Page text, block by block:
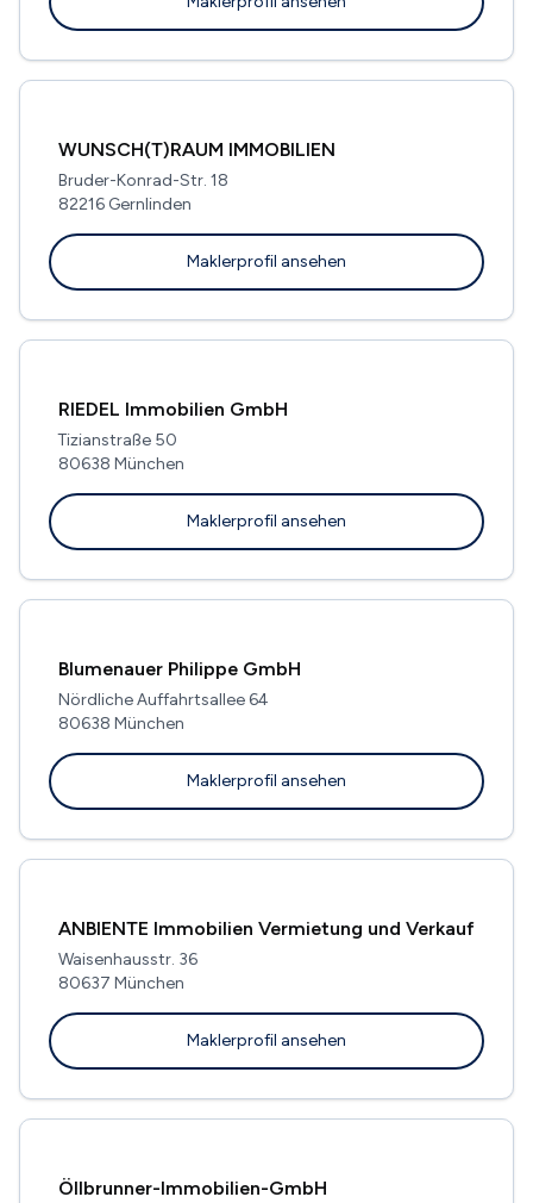
WUNSCH(T)RAUM IMMOBILIEN
Bruder-Konrad-Str. 18
82216 Gernlinden
Maklerprofil ansehen
RIEDEL Immobilien GmbH
Tizianstraße 50
80638 München
Maklerprofil ansehen
Blumenauer Philippe GmbH
Nördliche Auffahrtsallee 64
80638 München
Maklerprofil ansehen
ANBIENTE Immobilien Vermietung und Verkauf
Waisenhausstr. 36
80637 München
Maklerprofil ansehen
Öllbrunner-Immobilien-GmbH